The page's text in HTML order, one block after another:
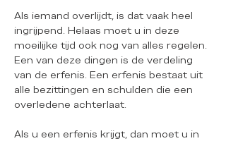
Als iemand overlijdt, is dat vaak heel
ingrijpend. Helaas moet u in deze
moeilijke tijd ook nog van alles regelen.
Een van deze dingen is de verdeling
van de erfenis. Een erfenis bestaat uit
alle bezittingen en schulden die een
overledene achterlaat.
Als u een erfenis krijgt, dan moet u in